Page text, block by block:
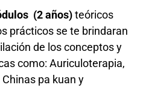
(2 años)teóricos
prácticos se te brindaran
de los conceptos y
como: Auriculoterapia,
pa kuan y